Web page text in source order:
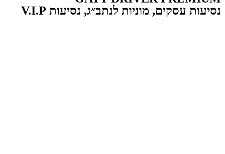
נסיעות עסקים, מוניות לנתב״ג, נסיעות V.I.P